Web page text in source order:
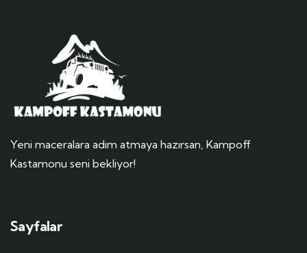
Yeni maceralara adım atmaya hazırsan, Kampoff
Kastamonu seni bekliyor!
Sayfalar